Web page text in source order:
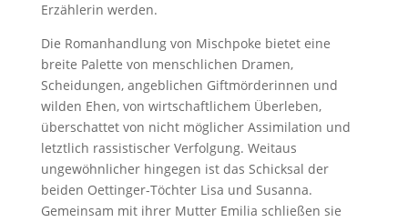
Erzählerin werden.
Die Romanhandlung von Mischpoke bietet eine
breite Palette von menschlichen Dramen,
Scheidungen, angeblichen Giftmörderinnen und
wilden Ehen, von wirtschaftlichem Überleben,
überschattet von nicht möglicher Assimilation und
letztlich rassistischer Verfolgung. Weitaus
ungewöhnlicher hingegen ist das Schicksal der
beiden Oettinger-Töchter Lisa und Susanna.
Gemeinsam mit ihrer Mutter Emilia schließen sie